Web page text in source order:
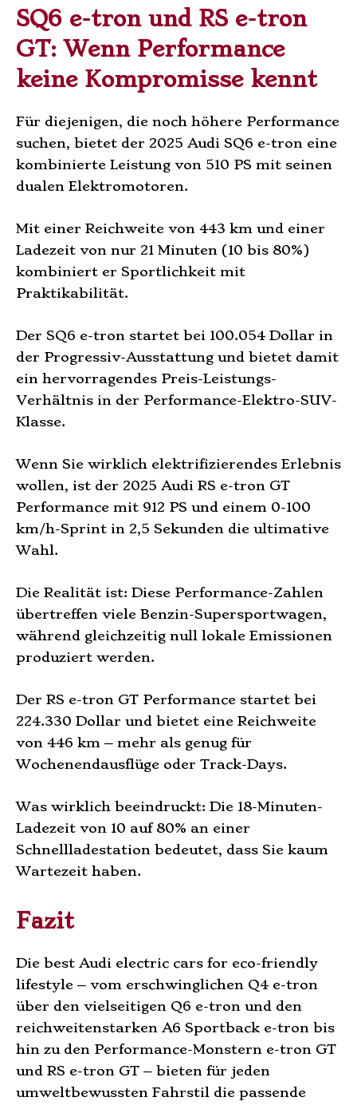
SQ6 e-tron und RS e-tron
GT: Wenn Performance
keine Kompromisse kennt
Für diejenigen, die noch höhere Performance
suchen, bietet der 2025 Audi SQ6 e-tron eine
kombinierte Leistung von 510 PS mit seinen
dualen Elektromotoren.
Mit einer Reichweite von 443 km und einer
Ladezeit von nur 21 Minuten (10 bis 80%)
kombiniert er Sportlichkeit mit
Praktikabilität.
Der SQ6 e-tron startet bei 100.054 Dollar in
der Progressiv-Ausstattung und bietet damit
ein hervorragendes Preis-Leistungs-
Verhältnis in der Performance-Elektro-SUV-
Klasse.
Wenn Sie wirklich elektrifizierendes Erlebnis
wollen, ist der 2025 Audi RS e-tron GT
Performance mit 912 PS und einem 0-100
km/h-Sprint in 2,5 Sekunden die ultimative
Wahl.
Die Realität ist: Diese Performance-Zahlen
übertreffen viele Benzin-Supersportwagen,
während gleichzeitig null lokale Emissionen
produziert werden.
Der RS e-tron GT Performance startet bei
224.330 Dollar und bietet eine Reichweite
von 446 km – mehr als genug für
Wochenendausflüge oder Track-Days.
Was wirklich beeindruckt: Die 18-Minuten-
Ladezeit von 10 auf 80% an einer
Schnellladestation bedeutet, dass Sie kaum
Wartezeit haben.
Fazit
Die best Audi electric cars for eco-friendly
lifestyle – vom erschwinglichen Q4 e-tron
über den vielseitigen Q6 e-tron und den
reichweitenstarken A6 Sportback e-tron bis
hin zu den Performance-Monstern e-tron GT
und RS e-tron GT – bieten für jeden
umweltbewussten Fahrstil die passende